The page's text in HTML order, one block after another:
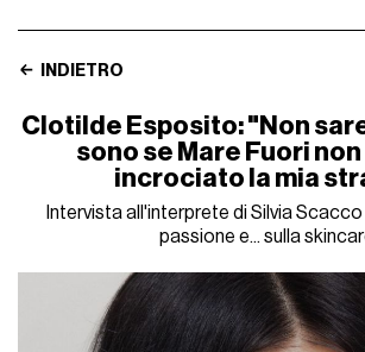
INDIETRO
Clotilde Esposito: "Non
sono se Mare Fuori
incrociato la mia
Intervista all'interprete di Silvia
passione e... sulla